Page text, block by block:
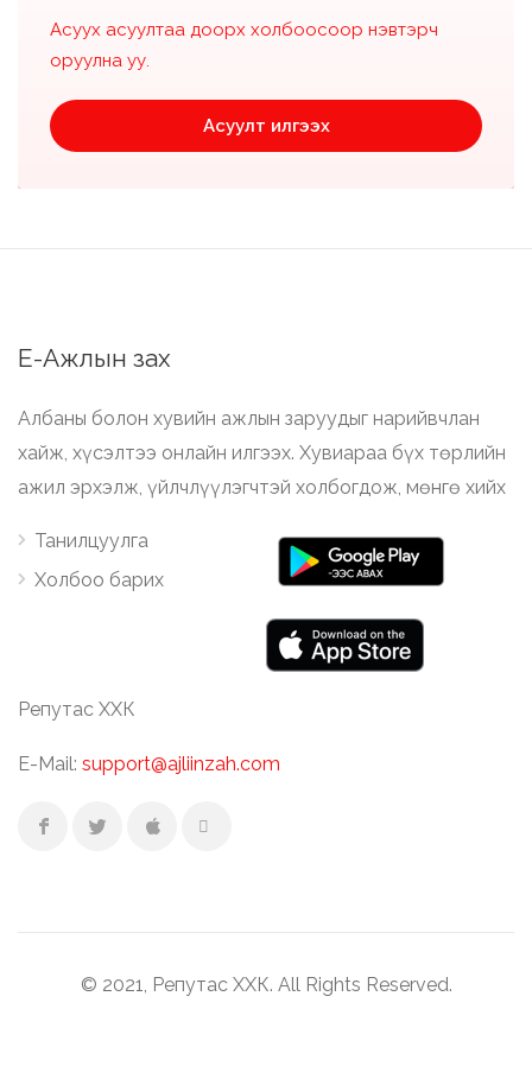
Асуух асуултаа доорх холбоосоор нэвтэрч
оруулна уу.
Асуулт илгээх
Е-Ажлын зах
Албаны болон хувийн ажлын заруудыг нарийвчлан
хайж, хүсэлтээ онлайн илгээх. Хувиараа бүх төрлийн
ажил эрхэлж, үйлчлүүлэгчтэй холбогдож, мөнгө хийх
Танилцуулга
Холбоо барих
Репутас ХХК
E-Mail: support@ajliinzah.com
© 2021, Репутас ХХК. All Rights Reserved.